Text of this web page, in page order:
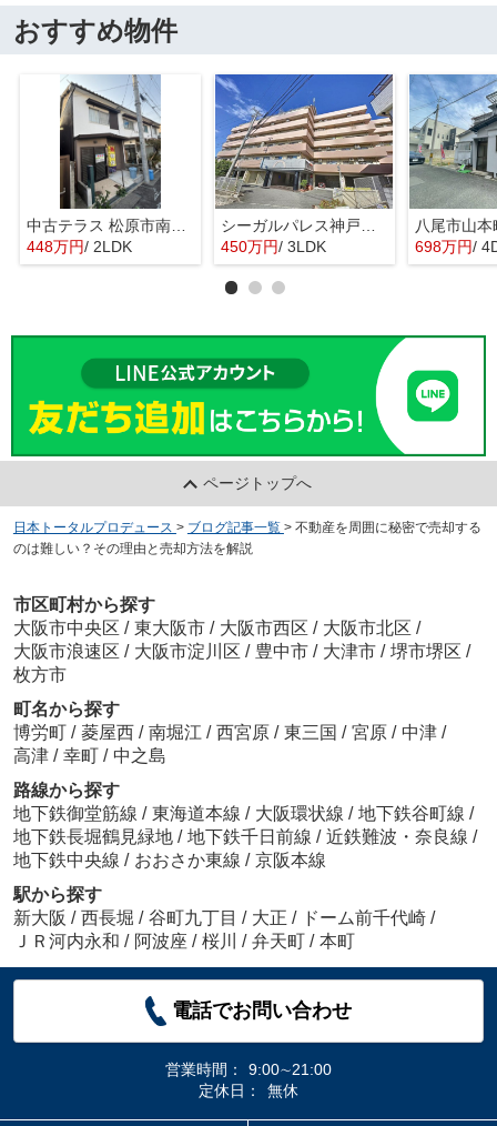
おすすめ物件
中古テラス 松原市南新町1
448万円/ 2LDK
450万円/ 3LDK 698万円/
ページトップへ
日本トータルプロデュース > ブログ記事一覧 > 不動産を周囲に秘密で売却する
のは難しい？その理由と売却方法を解説
市区町村から探す
大阪市中央区 / 東大阪市 / 大阪市西区 / 大阪市北区 /
大阪市浪速区 / 大阪市淀川区 / 豊中市 / 大津市 / 堺市堺区 /
枚方市
町名から探す
博労町 / 菱屋西 / 南堀江 / 西宮原 / 東三国 / 宮原 / 中津 /
高津 / 幸町 / 中之島
路線から探す
地下鉄御堂筋線 / 東海道本線 / 大阪環状線 / 地下鉄谷町線 /
地下鉄長堀鶴見緑地 / 地下鉄千日前線 / 近鉄難波・奈良線 /
地下鉄中央線 / おおさか東線 / 京阪本線
駅から探す
新大阪 / 西長堀 / 谷町九丁目 / 大正 / ドーム前千代崎 /
ＪＲ河内永和 / 阿波座 / 桜川 / 弁天町 / 本町
電話でお問い合わせ
営業時間：
9:00∼21:00
定休日：
無休